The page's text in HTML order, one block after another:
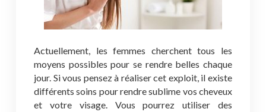
Actuellement, les femmes cherchent tous les
moyens possibles pour se rendre belles chaque
jour. Si vous pensez à réaliser cet exploit, il existe
différents soins pour rendre sublime vos cheveux
et votre visage. Vous pourrez utiliser des